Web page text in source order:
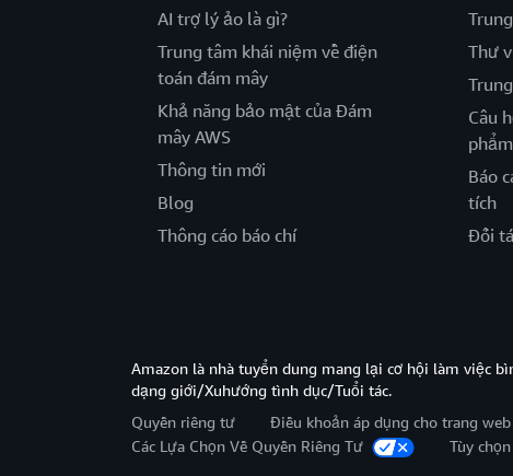
AI trợ lý ảo là gì?
Trung tâm khái niệm về điện
toán đám mây
Khả năng bảo mật của Đám
mây AWS
Thông tin mới
Blog
Thông cáo báo chí
Thư
Câu
Báo
tích
Đối
Amazon là nhà tuyển dung mang lại cơ hội làm việc
dạng giới/Xuhướng tình dục/Tuổi tác.
Quyền riêng tư
Điều khoản áp dụng cho trang web
Các Lựa Chọn Về Quyền Riêng Tư
Tùy